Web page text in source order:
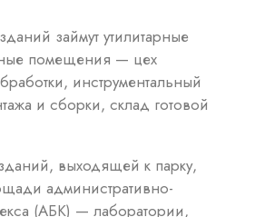
займут утилитарные
помещения — цех
инструментальный
и сборки, склад готовой
выходящей к парку,
административно-
(АБК) — лаборатории,